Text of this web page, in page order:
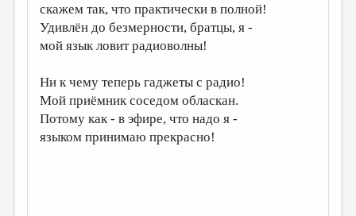
РЕДКОЛЛЕГИЯ
ОТ РЕДАКЦИИ
ЭССЕИСТИКА
ЛИТЕРАТУРОВЕДЕНИЕ
скажем так, что практически в полной!
Удивлён до безмерности, братцы, я -
мой язык ловит радиоволны!
Ни к чему теперь гаджеты с радио!
Мой приёмник соседом обласкан.
Потому как - в эфире, что надо я -
языком принимаю прекрасно!